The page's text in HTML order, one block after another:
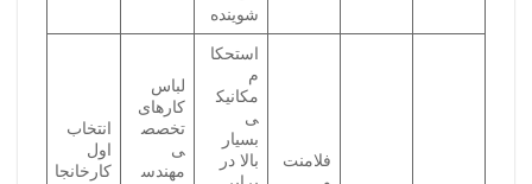
شوینده
فلامنت
استحکا
م
مکانیک
ی
بسیار
بالا در
لباس
کارهای
تخصص
ی
مهندس
انتخاب
اول
کارخانجا